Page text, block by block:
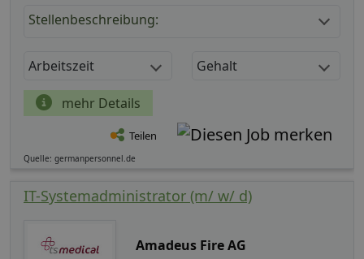
Stellenbeschreibung:
Arbeitszeit Gehalt
mehr Details
Teilen
Quelle: germanpersonnel.de
IT-Systemadministrator (m/ w/ d)
Amadeus Fire AG